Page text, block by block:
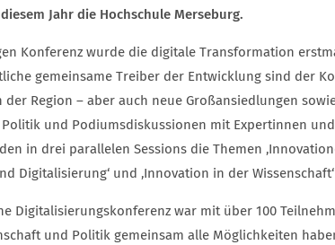
Jahr die Hochschule Merseburg.
Konferenz wurde die digitale Transformation
gemeinsame Treiber der Entwicklung sind der
Region – aber auch neue Großansiedlungen
Politik und Podiumsdiskussionen mit Expertinnen
in drei parallelen Sessions die Themen
Digitalisierung‘ und ‚Innovation in der
Digitalisierungskonferenz war mit über 100
und Politik gemeinsam alle Möglichkeiten